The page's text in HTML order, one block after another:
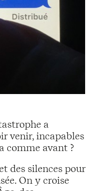
a
venir, incapables
comme avant ?
des silences pour
On y croise